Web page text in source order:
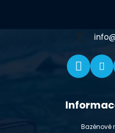
info
Bazénové